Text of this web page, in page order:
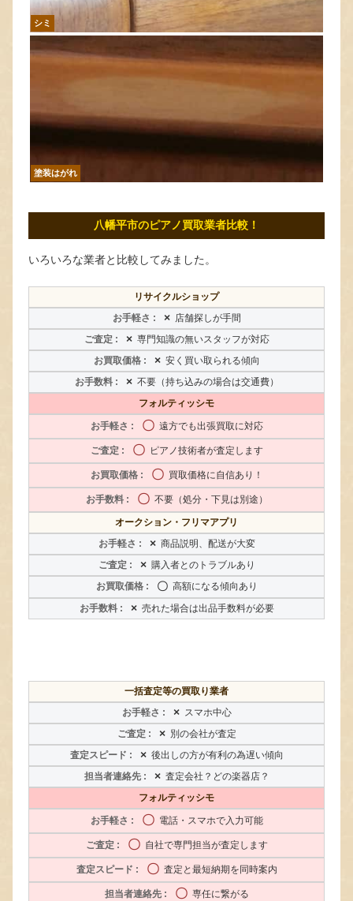
シミ
塗装はがれ
八幡平市のピアノ買取業者比較！
いろいろな業者と比較してみました。
リサイクルショップ
× 店舗探しが手間
× 専門知識の無いスタッフが対応
× 安く買い取られる傾向
× 不要（持ち込みの場合は交通費）
フォルティッシモ
〇 遠方でも出張買取に対応
〇 ピアノ技術者が査定します
〇 買取価格に自信あり！
〇 不要（処分・下見は別途）
オークション・フリマアプリ
× 商品説明、配送が大変
× 購入者とのトラブルあり
〇 高額になる傾向あり
× 売れた場合は出品手数料が必要
一括査定等の買取り業者
× スマホ中心
× 別の会社が査定
× 後出しの方が有利の為遅い傾向
× 査定会社？どの楽器店？
フォルティッシモ
〇 電話・スマホで入力可能
〇 自社で専門担当が査定します
〇 査定と最短納期を同時案内
〇 専任に繋がる